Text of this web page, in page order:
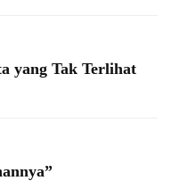
yang Tak Terlihat